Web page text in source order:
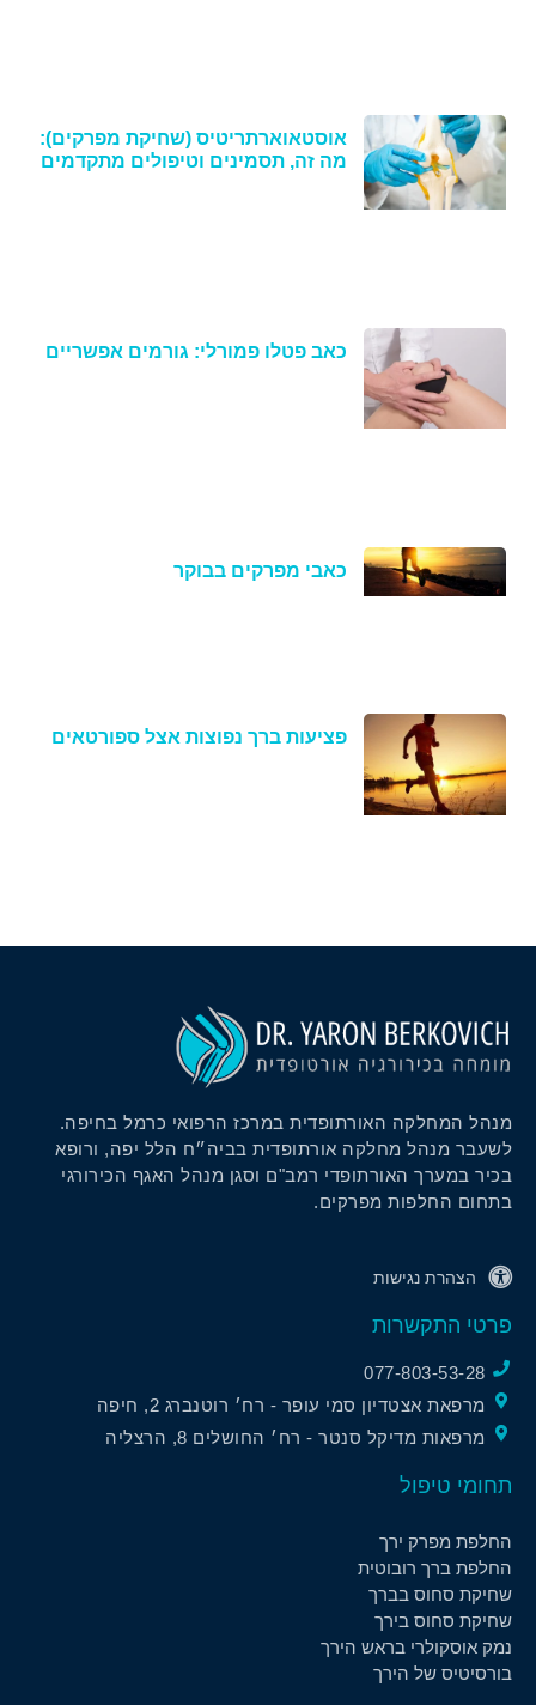
אוסטאוארתריטיס (שחיקת מפרקים):
מה זה, תסמינים וטיפולים מתקדמים
כאב פטלו פמורלי: גורמים אפשריים
כאבי מפרקים בבוקר
פציעות ברך נפוצות אצל ספורטאים
תחומי טיפול
החלפת מפרק ירך
החלפת ברך רובוטית
שחיקת סחוס בברך
שחיקת סחוס בירך
נמק אוסקולרי בראש הירך
בורסיטיס של הירך
פרטי התקשרות
077-803-53-28
מרפאת אצטדיון סמי עופר - רח׳ רוטנברג 2, חיפה
מרפאות מדיקל סנטר - רח׳ החושלים 8, הרצליה
מנהל המחלקה האורתופדית במרכז הרפואי כרמל בחיפה.
לשעבר מנהל מחלקה אורתופדית בביה״ח הלל יפה, ורופא
בכיר במערך האורתופדי רמב"ם וסגן מנהל האגף הכירורגי
בתחום החלפות מפרקים.
הצהרת נגישות